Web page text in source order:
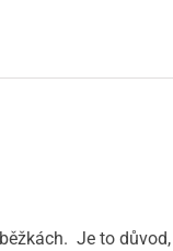
Je to